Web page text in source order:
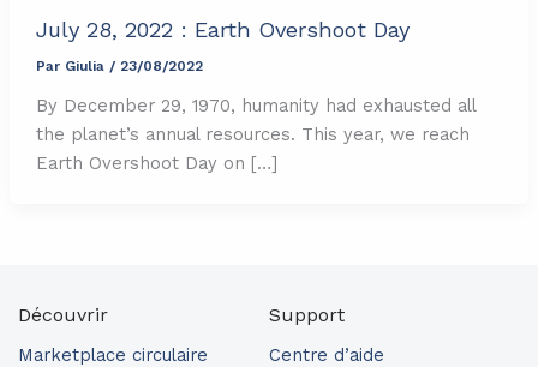
July 28, 2022 : Earth Overshoot Day
Par Giulia / 23/08/2022
By December 29, 1970, humanity had exhausted all
the planet’s annual resources. This year, we reach
Earth Overshoot Day on […]
Découvrir
Marketplace circulaire
Support
Centre d’aide